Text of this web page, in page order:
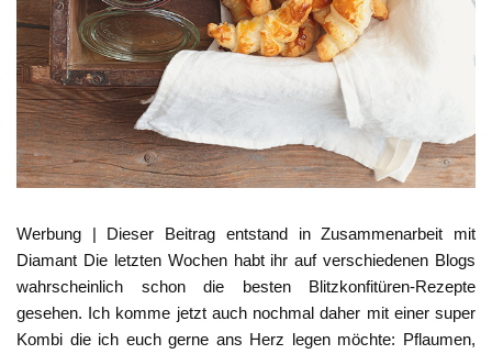
Werbung | Dieser Beitrag entstand in Zusammenarbeit mit
Diamant Die letzten Wochen habt ihr auf verschiedenen Blogs
wahrscheinlich schon die besten Blitzkonfitüren-Rezepte
gesehen. Ich komme jetzt auch nochmal daher mit einer super
Kombi die ich euch gerne ans Herz legen möchte: Pflaumen,